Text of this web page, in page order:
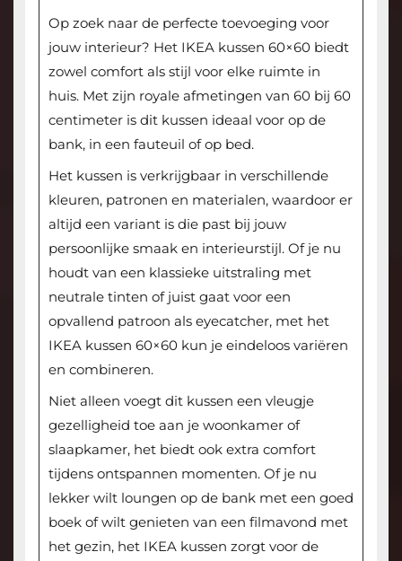
Op zoek naar de perfecte toevoeging voor
jouw interieur? Het IKEA kussen 60×60 biedt
zowel comfort als stijl voor elke ruimte in
huis. Met zijn royale afmetingen van 60 bij 60
centimeter is dit kussen ideaal voor op de
bank, in een fauteuil of op bed.
Het kussen is verkrijgbaar in verschillende
kleuren, patronen en materialen, waardoor er
altijd een variant is die past bij jouw
persoonlijke smaak en interieurstijl. Of je nu
houdt van een klassieke uitstraling met
neutrale tinten of juist gaat voor een
opvallend patroon als eyecatcher, met het
IKEA kussen 60×60 kun je eindeloos variëren
en combineren.
Niet alleen voegt dit kussen een vleugje
gezelligheid toe aan je woonkamer of
slaapkamer, het biedt ook extra comfort
tijdens ontspannen momenten. Of je nu
lekker wilt loungen op de bank met een goed
boek of wilt genieten van een filmavond met
het gezin, het IKEA kussen zorgt voor de